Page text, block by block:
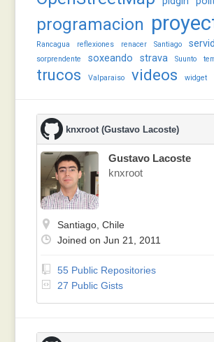
programacion
Rancagua reflexiones renacer Santiago
sorprendente soxeando strava Suunto
trucos Valparaiso videos widget
knxroot (Gustavo Lacoste)
Gustavo Lacoste
knxroot
Santiago, Chile
Joined on Jun 21, 2011
55 Public Repositories
27 Public Gists